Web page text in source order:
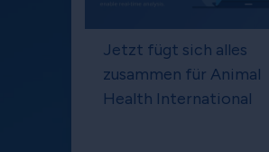
Jetzt fügt sich alles
zusammen für Animal
Health International